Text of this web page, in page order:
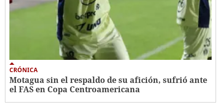
CRÓNICA
Motagua sin el respaldo de su afición, sufrió ante
el FAS en Copa Centroamericana